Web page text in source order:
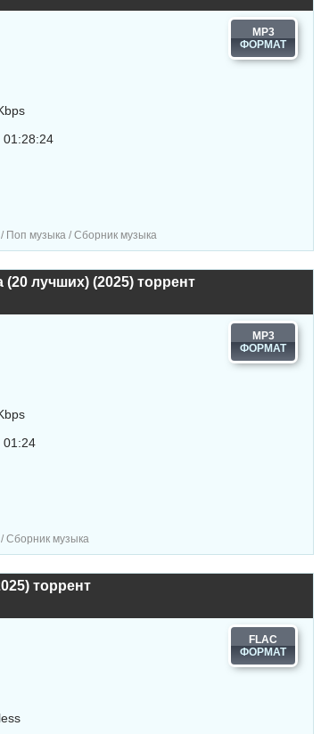
MP3
01:28:24
Поп музыка / Сборник музыка
лучших) (2025) торрент
MP3
01:24
Сборник музыка
торрент
FLAC